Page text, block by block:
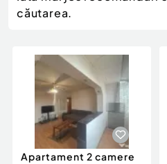
Agro si Industrie
Animale de companie
Afaceri și echipamente
Inchiriere Bunuri si Vehicule
Motociclete
Piese auto si accesorii
Dacia Duster
căutarea.
Apartament 2 camere